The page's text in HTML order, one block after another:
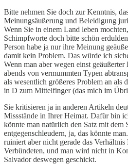
Bitte nehmen Sie doch zur Kenntnis,
Meinungsäußerung und Beleidigung
Wenn Sie in einem Land leben
Schimpfworte doch bitte schön
Person habe ja nur ihre Meinung
damit kein Problem. Das würde ich
Wenn man aber wegen einst
abends von vermummten Typen
als wesentlich größeres Problem an als
in D zum Mittelfinger (das mich im
Sie kritisieren ja in anderen Artikeln
Missstände in Ihrer Heimat. Dafür bin
könnte man natürlich den Satz mit dem
entgegenschleudern, ja, das könnte
ruiniert aber nicht gerade das Verhältnis
Verbündeten, und man wird nicht in
Salvador deswegen geschickt.